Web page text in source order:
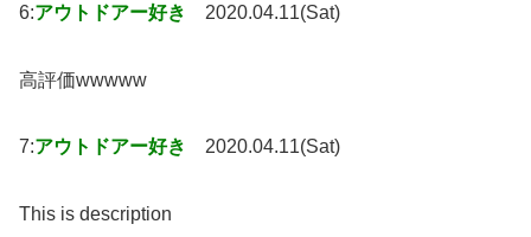
6:アウトドアー好き 2020.04.11(Sat)
高評価wwwww
7:アウトドアー好き 2020.04.11(Sat)
This is description